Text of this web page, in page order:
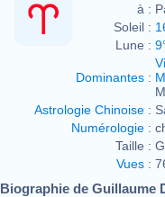
à :
Soleil :
Lune :
Dominantes :
Astrologie Chinoise :
Numérologie :
Taille :
Vues :
Biographie de Guillaume